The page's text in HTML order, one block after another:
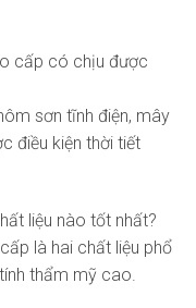
cấp có chịu được
sơn tĩnh điện, mây
điều kiện thời tiết
liệu nào tốt nhất?
là hai chất liệu phổ
thẩm mỹ cao.